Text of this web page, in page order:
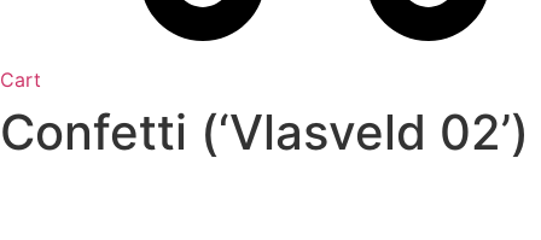
Cart
Confetti (‘Vlasveld 02’)